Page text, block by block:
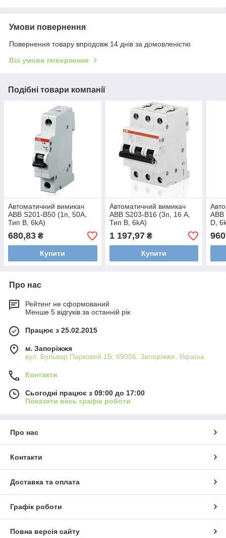
Умови повернення
Повернення товару впродовж 14 днів за домовленістю
Всі умови повернення
Подібні товари компанії
Автоматичний вимикач
ABB S201-B50 (1п, 50A,
Тип B, 6kA)
2CDS251001R0505
680,83 ₴
Купити
Автоматичний вимикач
ABB S203-B16 (3п, 16 A,
Тип B, 6kA)
2CDS253001R0165
1 197,97₴
Купити
D,
Про нас
Рейтинг не сформований
Менше 5 відгуків за останній рік
Працює з 25.02.2015
м. Запоріжжя
вул. Бульвар Парковий 1Б; 69006, Запоріжжя, Україна
Контакти
Сьогодні працює з 09:00 до 17:00
Показати весь графік роботи
Про нас
Контакти
Доставка та оплата
Графік роботи
Повна версія сайту